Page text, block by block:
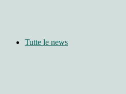
Tutte le news